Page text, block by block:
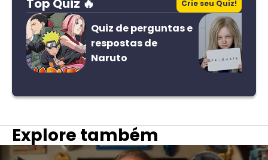
Crie seu Quiz!
Quiz de perguntas e
respostas de
Naruto
Explore também